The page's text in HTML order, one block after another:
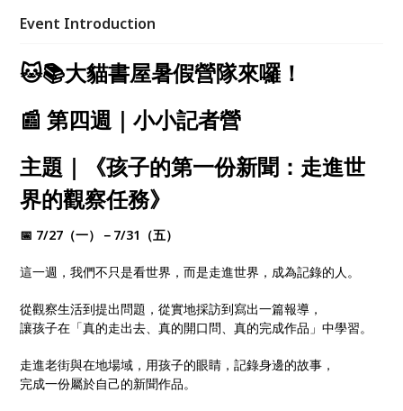
隊自由選擇，可依孩子興趣報名！ 可單週參加，彈性
Event Introduction
🐱📚大貓書屋暑假營隊來囉！
📰 第四週｜小小記者營
主題｜《孩子的第一份新聞：走進世
界的觀察任務》
📅 7/27（一）－7/31（五）
這一週，我們不只是看世界，而是走進世界，成為記錄的人。
從觀察生活到提出問題，從實地採訪到寫出一篇報導，
讓孩子在「真的走出去、真的開口問、真的完成作品」中學習。
走進老街與在地場域，用孩子的眼睛，記錄身邊的故事，
完成一份屬於自己的新聞作品。